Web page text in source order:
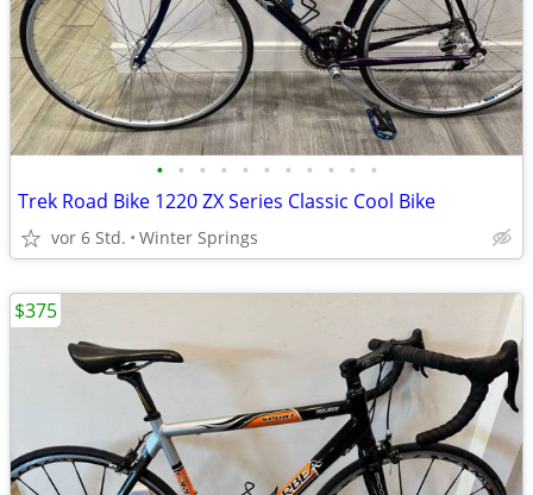
• • • • • • • • • • •
Trek Road Bike 1220 ZX Series Classic Cool Bike
vor 6 Std. Winter Springs
$375